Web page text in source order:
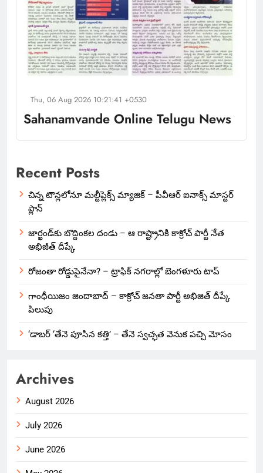
Thu, 06 Aug 2026 10:21:41 +0530
Sahanamvande Online Telugu News
Recent Posts
చిన్న టౌన్లలోనూ మల్టీప్లెక్స్‌ మ్యాజిక్ – పీవీఆర్ ఐనాక్స్ మాస్టర్
ప్లాన్
జార్ఖండ్‌కు బొద్దింకల దండు – ఆ రాష్ట్రానికి కాక్రోచ్ పార్టీ నేత
అభిజీత్ దీప్కే
రోజంతా రోడ్డుపైనేనా? – ట్రాఫిక్ నగరాల్లో బెంగళూరు టాప్
గాంధీయిజం జిందాబాద్ – కాక్రోచ్ జనతా పార్టీ అభిజిత్ దీప్కే
పిలుపు
‘డాబర్ ‘తేనె పూసిన కత్తి’ – తేనె స్వచ్ఛత వెనుక పచ్చి మోసం
Archives
August 2026
July 2026
June 2026